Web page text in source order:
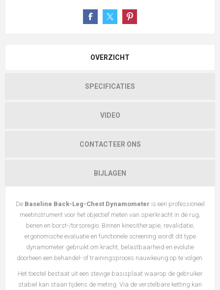
OVERZICHT
SPECIFICATIES
VIDEO
CONTACTEER ONS
BIJLAGEN
De Baseline Back-Leg-Chest Dynamometer is een professioneel
meetinstrument voor het objectief meten van spierkracht in de rug,
benen en borst-/torsoregio. Binnen kinesitherapie, revalidatie,
ergonomische evaluatie en functionele screening wordt dit type
dynamometer gebruikt om kracht, belastbaarheid en evolutie
doorheen een behandel- of trainingsproces nauwkeurig op te volgen.
Het toestel bestaat uit een stevige basisplaat waarop de gebruiker
stabiel kan staan tijdens de meting. Via de verstelbare ketting kan